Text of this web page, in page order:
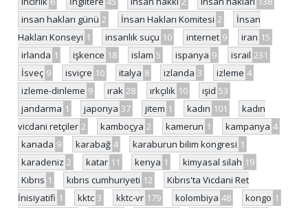
insan hakları günü 2 İnsan Hakları Komitesi 2
İnsan
Hakları Konseyi 1 insanlık suçu 10 internet 9 iran 15
irlanda 1 işkence 18 islam 5 ispanya 9 israil 231
İsveç 9 isviçre 10 italya 8 izlanda 3 izleme 4
izleme-dinleme 9 ırak 28 ırkçılık 10 ışid 53
jandarma 1 japonya 37 jitem 1 kadın 101
kadın
vicdani retçiler 2 kamboçya 2 kamerun 1 kampanya 4
kanada 9 karabağ 4 karaburun bilim kongresi 1
karadeniz 2 katar 11 kenya 1 kimyasal silah 19
Kıbrıs 1 kıbrıs cumhuriyeti 12
Kıbrıs'ta Vicdani Ret
İnisiyatifi 1 kktc 3 kktc-vr 179 kolombiya 48 kongo 1